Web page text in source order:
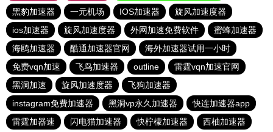
黑豹加速器
一元机场 IOS加速器
旋风加速度器
ios加速器
旋风加速度器 外网加速免费软件
蜜蜂加速器
海鸥加速器
酷通加速器官网
海外加速器试用一小时
免费vqn加速
飞鸟加速器 outline
雷霆vqn加速官网
黑洞加速
旋风加速度器
飞狗加速器
instagram免费加速器
黑洞vp永久加速器
快连加速器app
雷霆加器速
闪电猫加速器 快柠檬加速器
西柚加速器